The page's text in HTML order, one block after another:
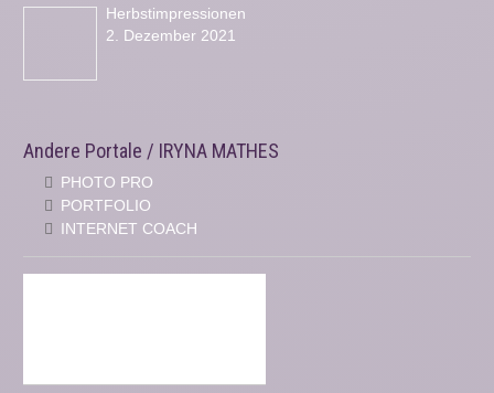
Herbstimpressionen
2. Dezember 2021
Andere Portale / IRYNA MATHES
PHOTO PRO
PORTFOLIO
INTERNET COACH